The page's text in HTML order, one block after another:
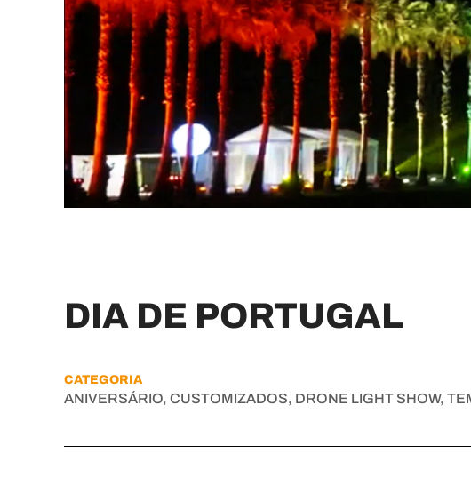
DIA DE PORTUGAL
CATEGORIA
ANIVERSÁRIO, CUSTOMIZADOS, DRONE LIGHT SHOW,